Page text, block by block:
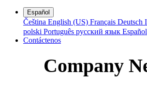
Español
Čeština English (US) Français Deutsch
polski Português русский язык Español
Contáctenos
Company